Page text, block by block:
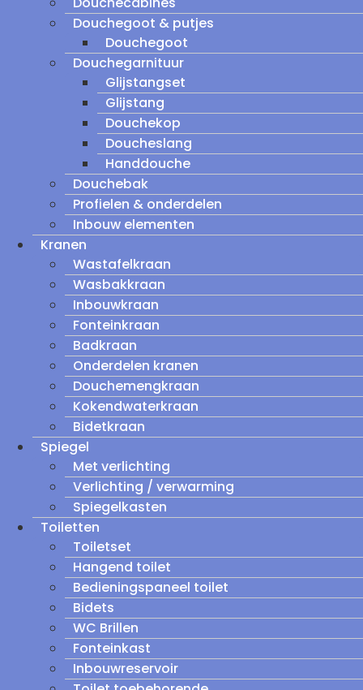
Douchegoot & putjes
Douchegoot
Douchegarnituur
Glijstangset
Glijstang
Douchekop
Doucheslang
Handdouche
Douchebak
Profielen & onderdelen
Inbouw elementen
Kranen
Wastafelkraan
Wasbakkraan
Inbouwkraan
Fonteinkraan
Badkraan
Onderdelen kranen
Douchemengkraan
Kokendwaterkraan
Bidetkraan
Spiegel
Met verlichting
Verlichting / verwarming
Spiegelkasten
Toiletten
Toiletset
Hangend toilet
Bedieningspaneel toilet
Bidets
WC Brillen
Fonteinkast
Inbouwreservoir